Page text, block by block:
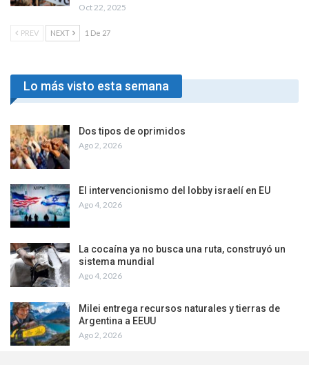
Oct 22, 2025
PREV NEXT 1 De 27
Lo más visto esta semana
Dos tipos de oprimidos
Ago 2, 2026
El intervencionismo del lobby israelí en EU
Ago 4, 2026
La cocaína ya no busca una ruta, construyó un
sistema mundial
Ago 4, 2026
Milei entrega recursos naturales y tierras de
Argentina a EEUU
Ago 2, 2026